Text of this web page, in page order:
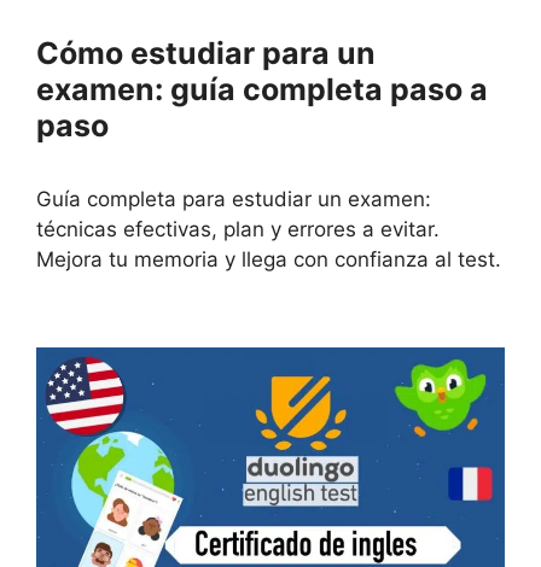
Cómo estudiar para un
examen: guía completa paso a
paso
Guía completa para estudiar un examen:
técnicas efectivas, plan y errores a evitar.
Mejora tu memoria y llega con confianza al test.